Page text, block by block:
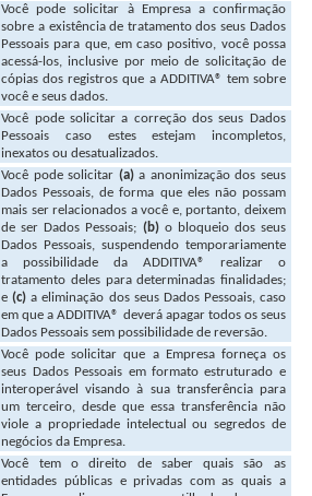
Você pode solicitar à Empresa a confirmação
sobre a existência de tratamento dos seus Dados
Pessoais para que, em caso positivo, você possa
acessá-los, inclusive por meio de solicitação de
cópias dos registros que a ADDITIVA® tem sobre
você e seus dados.
Você pode solicitar a correção dos seus Dados
Pessoais caso estes estejam incompletos,
inexatos ou desatualizados.
Você pode solicitar (a)a anonimização dos seus
Dados Pessoais, de forma que eles não possam
mais ser relacionados a você e, portanto, deixem
de ser Dados Pessoais; (b)o bloqueio dos seus
Dados Pessoais, suspendendo temporariamente
a possibilidade da ADDITIVA® realizar o
tratamento deles para determinadas finalidades;
e(c) a eliminação dos seus Dados Pessoais, caso
em que a ADDITIVA® deverá apagar todos os seus
Dados Pessoais sem possibilidade de reversão.
Você pode solicitar que a Empresa forneça os
seus Dados Pessoais em formato estruturado e
interoperável visando à sua transferência para
um terceiro, desde que essa transferência não
viole a propriedade intelectual ou segredos de
negócios da Empresa.
Você tem o direito de saber quais são as
entidades públicas e privadas com as quais a